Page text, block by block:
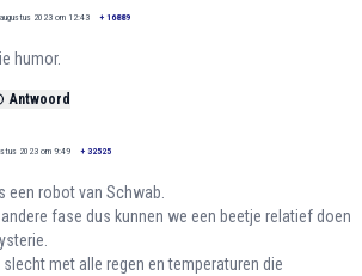
2023 om 12:43 + 16889
humor.
Antwoord
2023 om 9:49 + 32525
een robot van Schwab.
fase dus kunnen we een beetje relatief doen
met alle regen en temperaturen die